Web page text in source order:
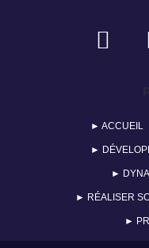
► ACCUEIL
►
►
► RÉALISER
►